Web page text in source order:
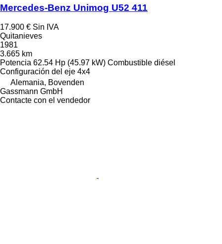
Mercedes-Benz Unimog U52 411
17.900 € Sin IVA
Quitanieves
1981
3.665 km
Potencia 62.54 Hp (45.97 kW) Combustible diésel
Configuración del eje 4x4
Alemania, Bovenden
Gassmann GmbH
Contacte con el vendedor